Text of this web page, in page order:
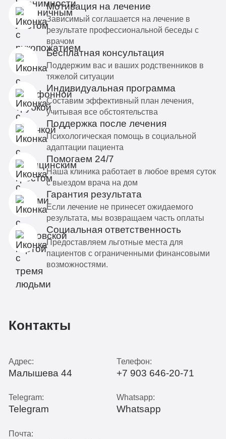
Мотивация на лечение
Зависимый соглашается на лечение в
результате профессиональной беседы с
врачом
Бесплатная консультация
Поддержим вас и ваших родственников в
тяжелой ситуации
Индивидуальная программа
Составим эффективный план лечения,
учитывая все обстоятельства
Поддержка после лечения
Психологическая помощь в социальной
адаптации пациента
Помогаем 24/7
Наша клиника работает в любое время суток
с выездом врача на дом
Гарантия результата
Если лечение не принесет ожидаемого
результата, мы возвращаем часть оплаты
Социальная ответственность
Предоставляем льготные места для
пациентов с ограниченными финансовыми
возможностями.
Контакты
Адрес:
Малышева 44
Телефон:
+7 903 646-20-71
Telegram:
Telegram
Whatsapp:
Whatsapp
Почта: